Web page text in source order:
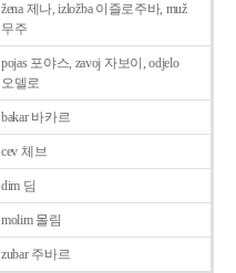
žena 제나, izložba 이즐로주바, muž
무주
pojas 포야스, zavoj 자보이, odjelo
오델로
bakar 바카르
cev 체브
dim 딤
molim 몰림
zubar 주바르